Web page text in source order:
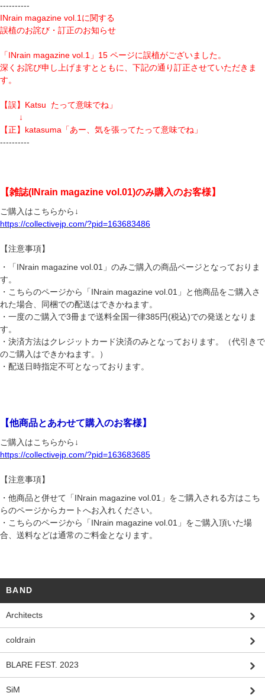
----------
INrain magazine vol.1に関する
誤植のお詫び・訂正のお知らせ
「INrain magazine vol.1」15 ページに誤植がございました。
深くお詫び申し上げますとともに、下記の通り訂正させていただきま
す。
【誤】Katsu たって意味でね」
↓
【正】katasuma「あー、気を張ってたって意味でね」
----------
【雑誌(INrain magazine vol.01)のみ購入のお客様】
ご購入はこちらから↓
https://collectivejp.com/?pid=163683486
【注意事項】
・「INrain magazine vol.01」のみご購入の商品ページとなっておりま
す。
・こちらのページから「INrain magazine vol.01」と他商品をご購入さ
れた場合、同梱での配送はできかねます。
・一度のご購入で3冊まで送料全国一律385円(税込)での発送となりま
す。
・決済方法はクレジットカード決済のみとなっております。（代引きで
のご購入はできかねます。）
・配送日時指定不可となっております。
【他商品とあわせて購入のお客様】
ご購入はこちらから↓
https://collectivejp.com/?pid=163683685
【注意事項】
・他商品と併せて「INrain magazine vol.01」をご購入される方はこち
らのページからカートへお入れください。
・こちらのページから「INrain magazine vol.01」をご購入頂いた場
合、送料などは通常のご料金となります。
BAND
Architects
coldrain
BLARE FEST. 2023
SiM